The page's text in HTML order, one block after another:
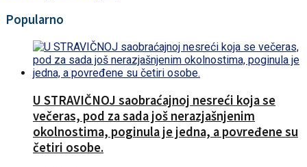
Popularno
U STRAVIČNOJ saobraćajnoj nesreći koja se
večeras, pod za sada još nerazjašnjenim
okolnostima, poginula je jedna, a povređene su
četiri osobe.